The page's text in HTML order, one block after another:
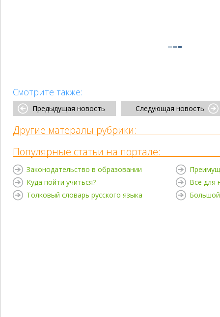
Смотрите также:
Предыдущая новость Следующая новость
Другие матералы рубрики:
Популярные статьи на портале:
Законодательство в образовании
Куда пойти учиться?
Толковый словарь русского языка
Все для
Большой